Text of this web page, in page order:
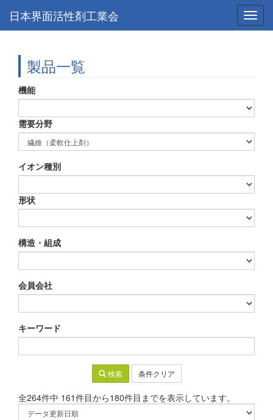
日本界面活性剤工業会
製品一覧
機能
需要分野
イオン種別
形状
構造・組成
会員会社
キーワード
検索 条件クリア
全264件中 161件目から180件目までを表示しています。